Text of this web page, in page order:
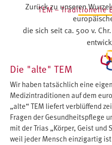
TEM – Traditionelle
Zurück zu unseren
die sich seit ca. 500 v.
Die "alte" TEM
Wir haben tatsächlich eine
Medizintraditionen auf dem
„alte“ TEM liefert verblüffend
Fragen der Gesundheitspflege
mit der Trias „Körper, Geist und
weil jeder Mensch einzigartig